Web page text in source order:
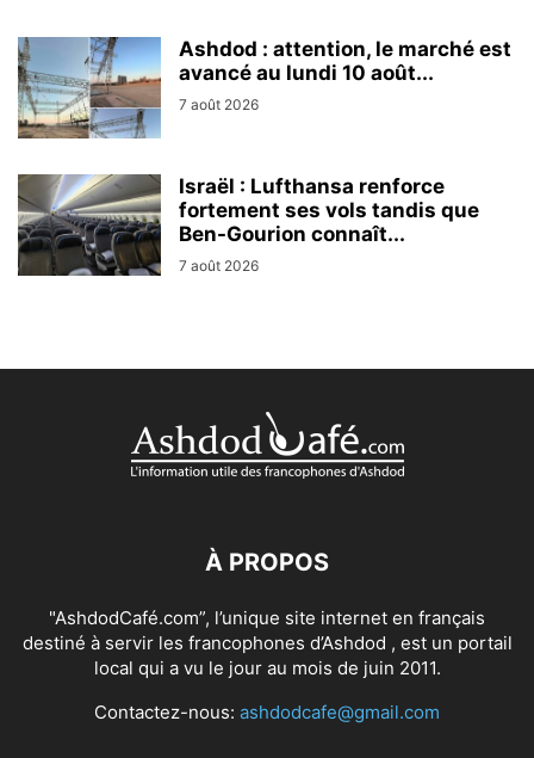
Ashdod : attention, le marché est
avancé au lundi 10 août...
7 août 2026
Israël : Lufthansa renforce
fortement ses vols tandis que
Ben-Gourion connaît...
7 août 2026
À PROPOS
"AshdodCafé.com”, l’unique site internet en français
destiné à servir les francophones d’Ashdod , est un portail
local qui a vu le jour au mois de juin 2011.
Contactez-nous: ashdodcafe@gmail.com